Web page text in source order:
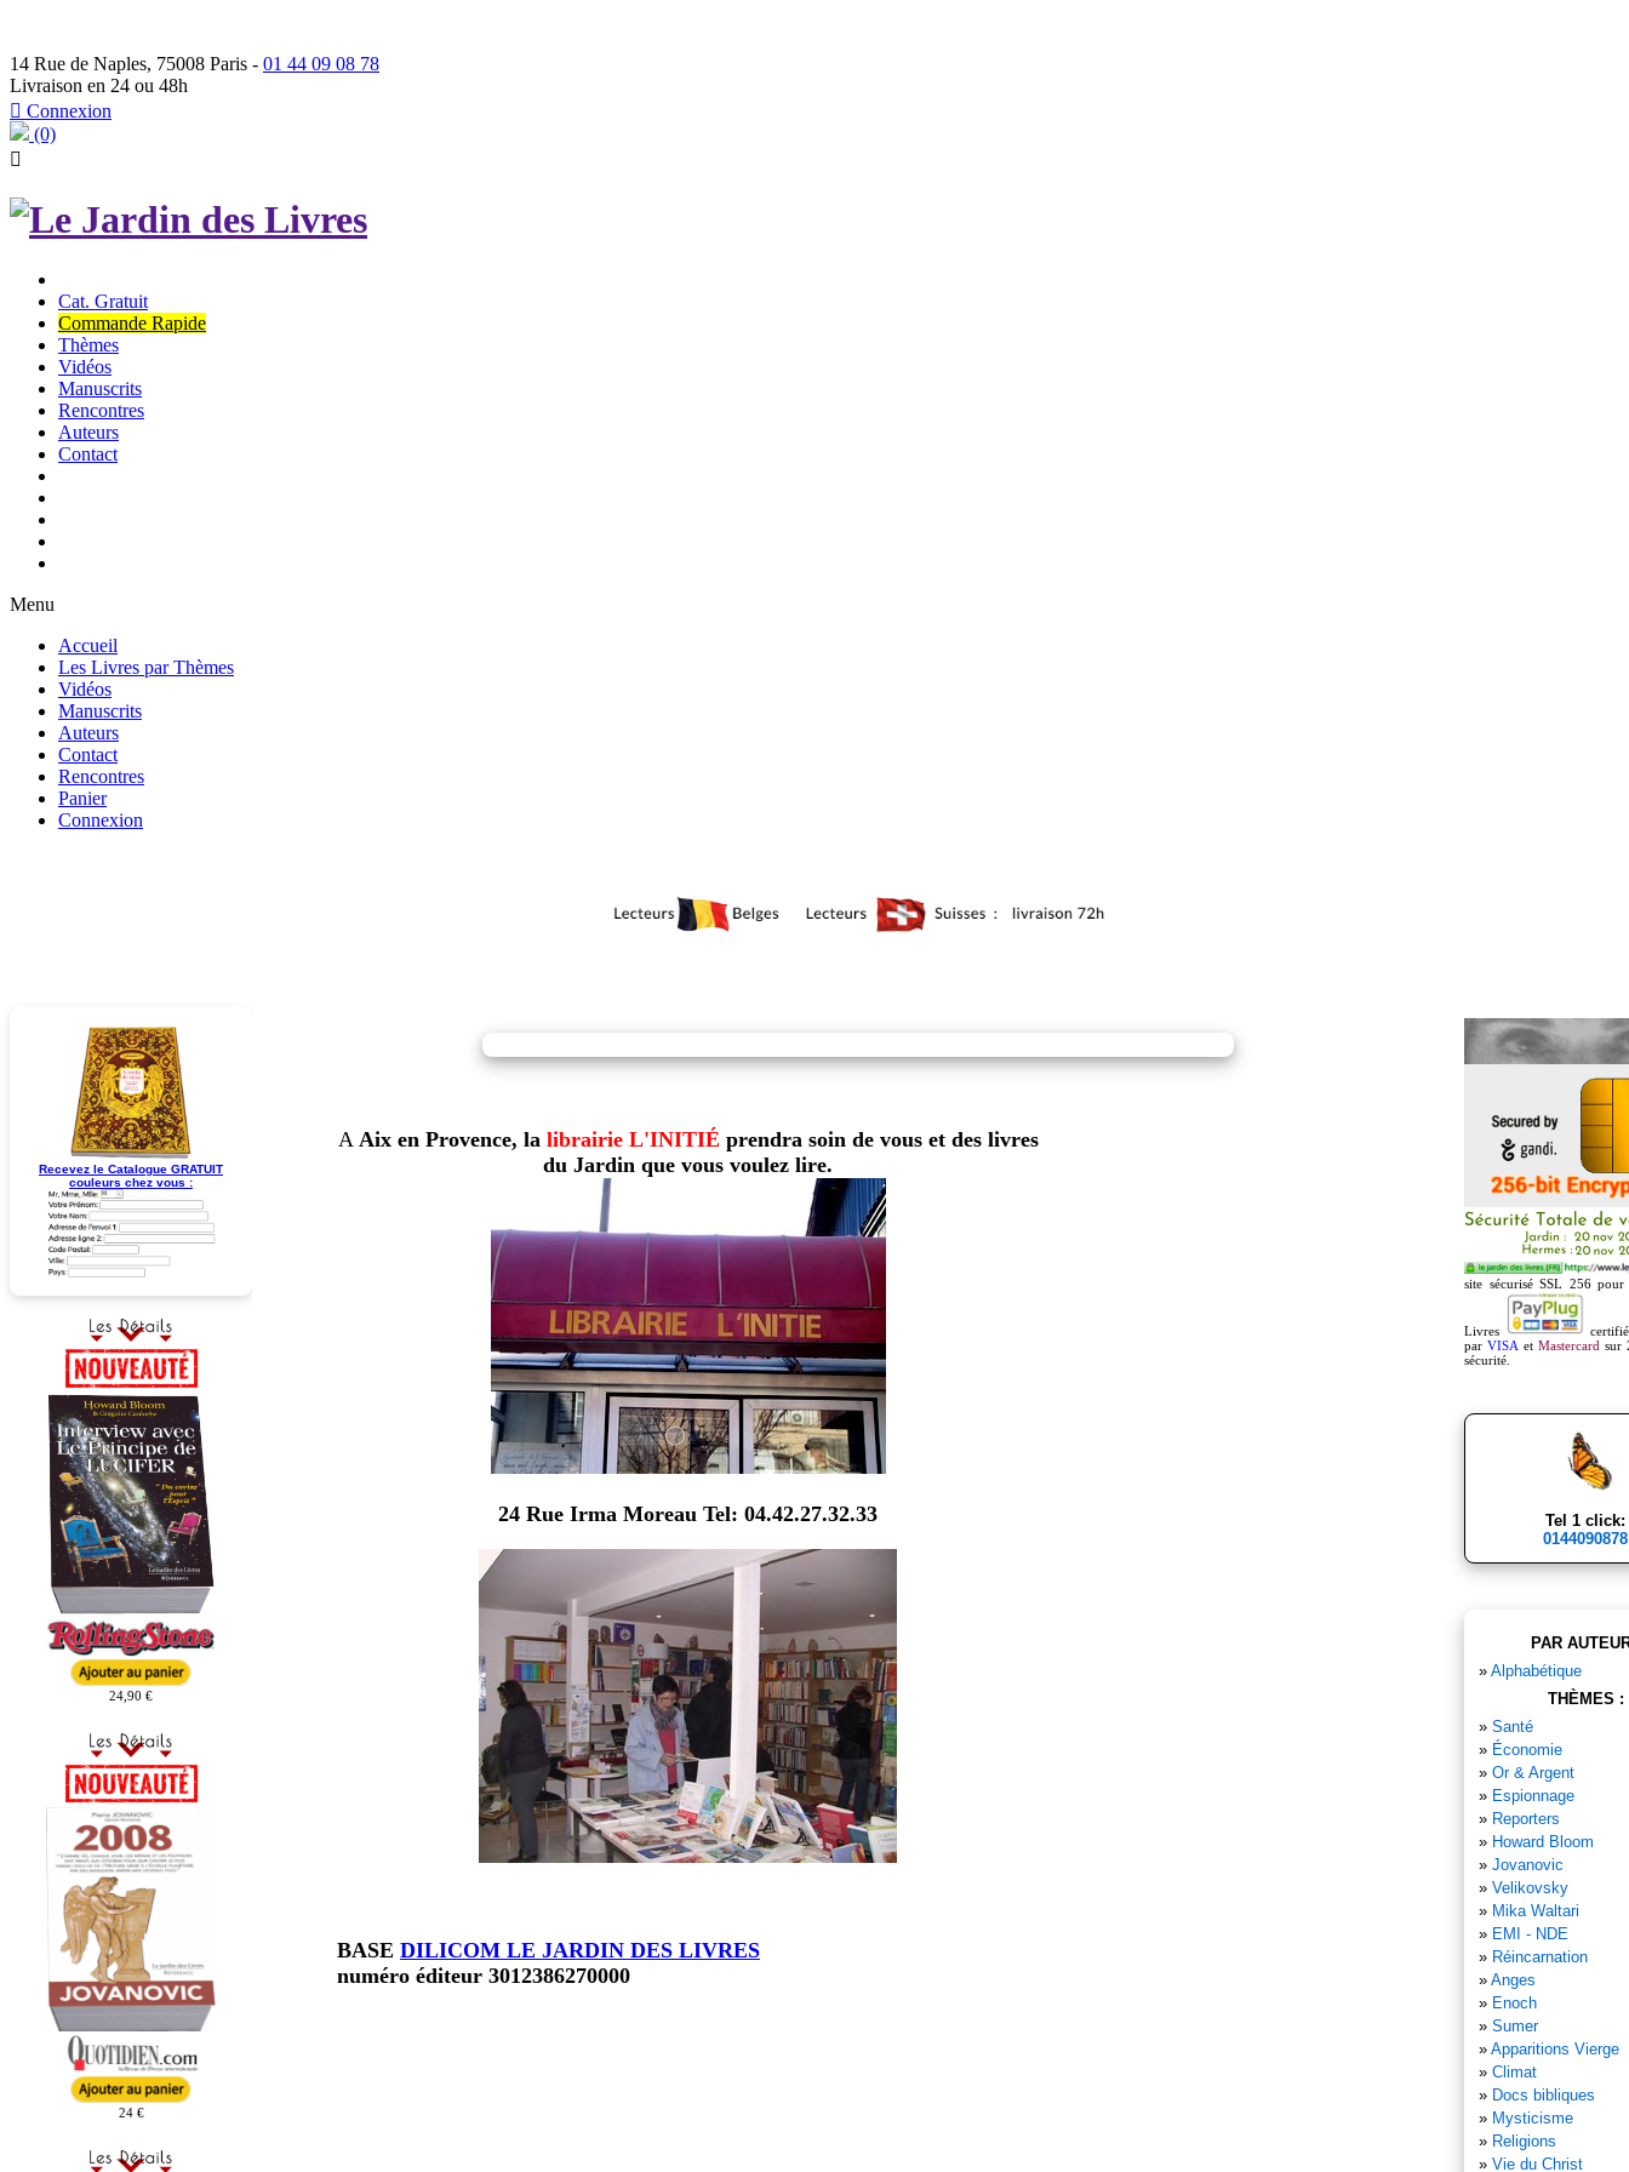
14 Rue de Naples, 75008 Paris - 01 44 09 08 78
Livraison en 24 ou 48h
 Connexion
(0)

Cat. Gratuit
Commande Rapide
Thèmes
Vidéos
Manuscrits
Rencontres
Auteurs
Contact
Menu
Accueil
Les Livres par Thèmes
Vidéos
Manuscrits
Auteurs
Contact
Rencontres
Panier
Connexion
Recevez le Catalogue GRATUIT
couleurs chez vous :
24,90 €
24 €
A Aix en Provence, la librairie L'INITIÉ prendra soin de vous et des livres
du Jardin que vous voulez lire.
24 Rue Irma Moreau Tel: 04.42.27.32.33
BASE DILICOM LE JARDIN DES LIVRES
numéro éditeur 3012386270000
site sécurisé SSL 256
Livres
parVISA et Mastercard sur
sécurité.
Tel 1 click:
0144090878
PAR
» Alphabétique
THÈMES :
» Santé
» Économie
» Or & Argent
» Espionnage
» Reporters
» Howard Bloom
» Jovanovic
» Velikovsky
» Mika Waltari
» EMI - NDE
» Réincarnation
» Anges
» Enoch
» Sumer
» Apparitions Vierge
» Climat
» Docs bibliques
» Mysticisme
» Religions
» Vie du Christ